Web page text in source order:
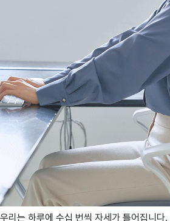
우리는 하루에 수십 번씩 자세가 틀어집니다.